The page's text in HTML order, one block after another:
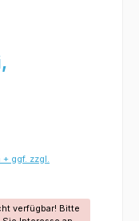
ggf. zzgl.
verfügbar! Bitte